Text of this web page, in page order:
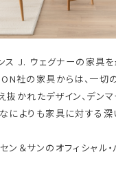
ス J. ウェグナーの家具
社の家具からは、一切
抜かれたデザイン、デン
なによりも家具に対する
ン＆サンのオフィシャル